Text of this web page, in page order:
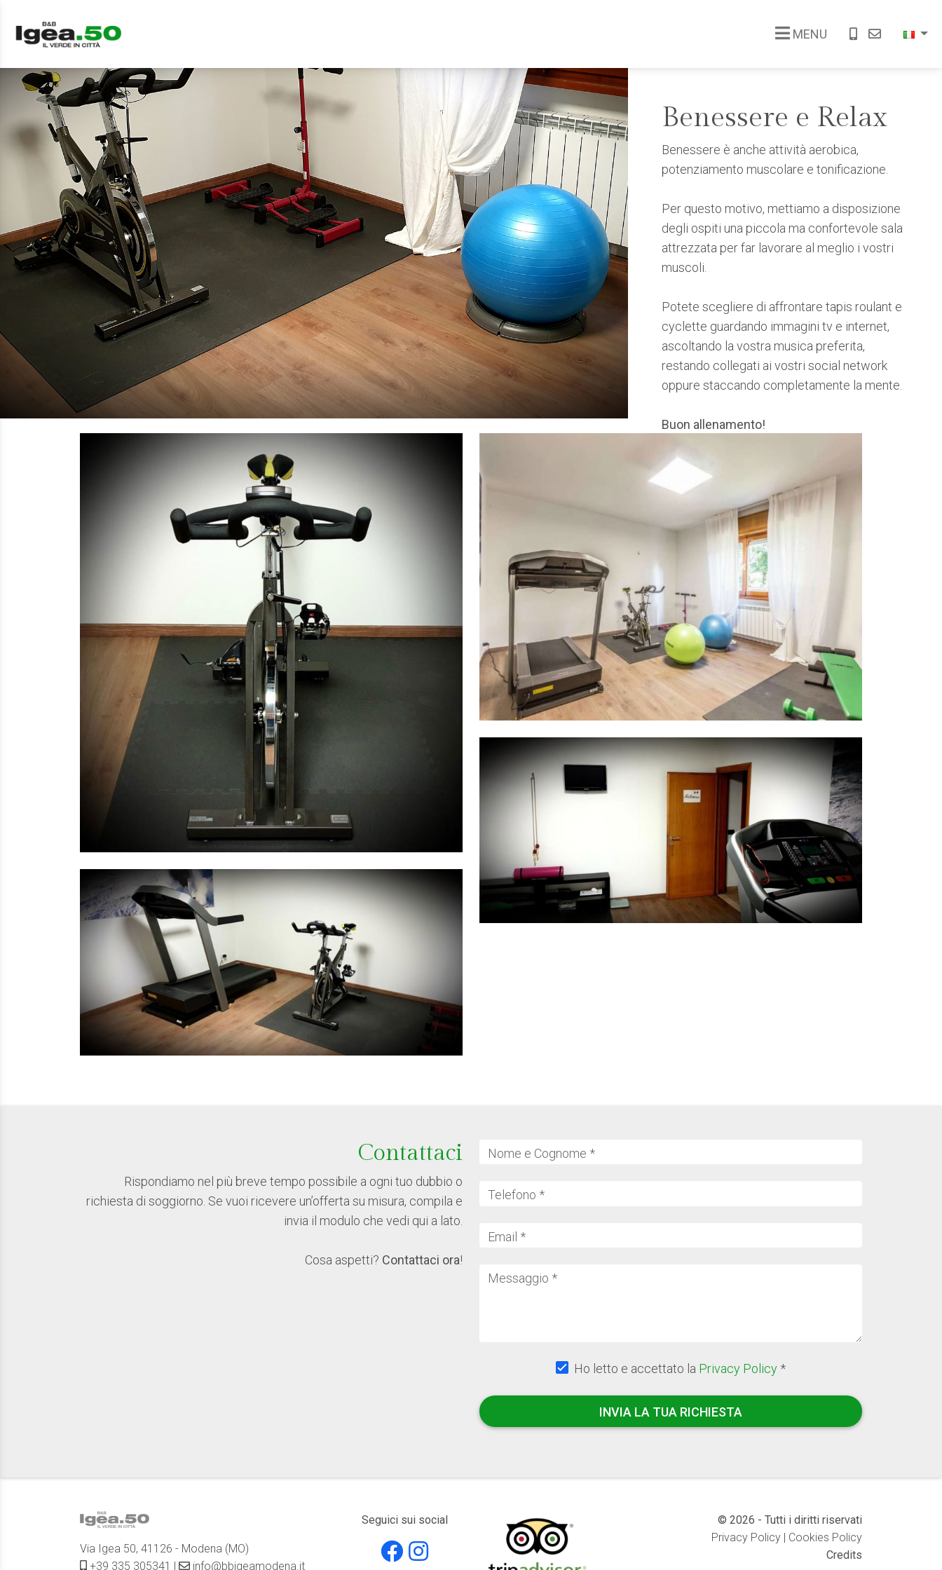
MENU
Benessere e Relax
Benessere è anche attività aerobica,
potenziamento muscolare e tonificazione.
Per questo motivo, mettiamo a disposizione
degli ospiti una piccola ma confortevole sala
attrezzata per far lavorare al meglio i vostri
muscoli.
Potete scegliere di affrontare tapis roulant e
cyclette guardando immagini tv e internet,
ascoltando la vostra musica preferita,
restando collegati ai vostri social network
oppure staccando completamente la mente.
Buon allenamento!
Contattaci
Rispondiamo nel più breve tempo possibile a ogni tuo dubbio o
richiesta di soggiorno. Se vuoi ricevere un’offerta su misura, compila e
invia il modulo che vedi qui a lato.
Cosa aspetti? Contattaci ora!
Nome e Cognome *
Telefono *
Email *
Messaggio *
Ho letto e accettato la Privacy Policy *
INVIA LA TUA RICHIESTA
Via Igea 50, 41126 - Modena (MO)
+39 335 305341 | info@bbigeamodena.it
Seguici sui social
© 2026 - Tutti i diritti riservati
Privacy Policy | Cookies Policy
Credits